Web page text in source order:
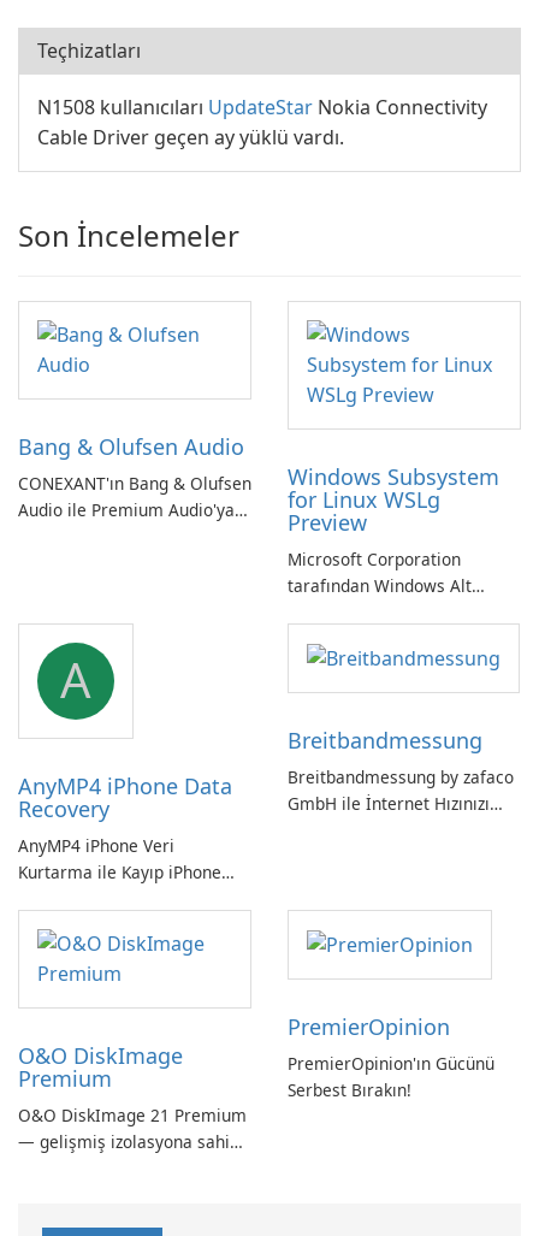
Teçhizatları
N1508 kullanıcıları UpdateStar Nokia Connectivity
Cable Driver geçen ay yüklü vardı.
Son İncelemeler
Bang & Olufsen Audio
CONEXANT'ın Bang & Olufsen
Audio ile Premium Audio'ya
Windows Subsystem
for Linux WSLg
Preview
Microsoft Corporation
tarafından Windows Alt
Linux ve Windows
ortamlarının sorunsuz
entegrasyonu için
A
AnyMP4 iPhone Data
Recovery
AnyMP4 iPhone Veri
Kurtarma ile Kayıp iPhone
Breitbandmessung
Breitbandmessung by zafaco
GmbH ile İnternet Hızınızı
O&O DiskImage
Premium
O&O DiskImage 21 Premium
— gelişmiş izolasyona sahip
PremierOpinion
PremierOpinion'ın Gücünü
Serbest Bırakın!